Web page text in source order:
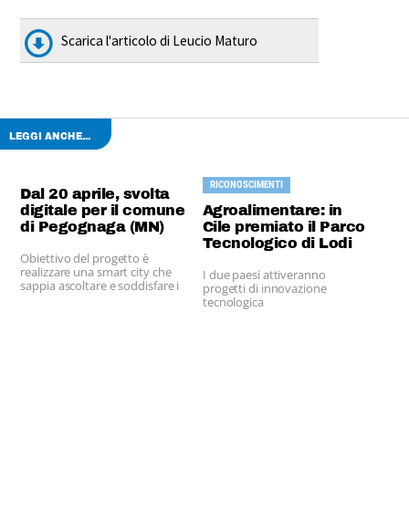
Scarica l'articolo di Leucio Maturo
LEGGI ANCHE...
Dal 20 aprile, svolta
digitale per il comune
di Pegognaga (MN)
Obiettivo del progetto è
realizzare una smart city che
sappia ascoltare e soddisfare i
RICONOSCIMENTI
Agroalimentare: in
Cile premiato il Parco
Tecnologico di Lodi
I due paesi attiveranno
progetti di innovazione
tecnologica